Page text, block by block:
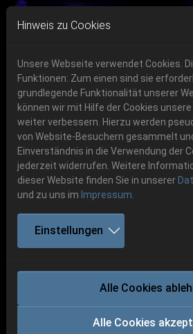
Skip to main navigation
Skip to main content
Skip to page footer
06.-08.
Schlotheim,
Previous
Abendkasse
Hinweis zu Cookies
Unsere Webseite verwendet Cookies.
Funktionen: Zum einen sind sie
grundlegende Funktionalität unserer
können wir mit Hilfe der Cookies
weiter verbessern. Hierzu werden
von Website-Besuchern gesammelt
Einverständnis in die Verwendung der
jederzeit widerrufen. Weitere
dieser Website finden Sie in unserer
und zu uns im Impressum
Einstellungen
Alle Cookies
Alle Cookies